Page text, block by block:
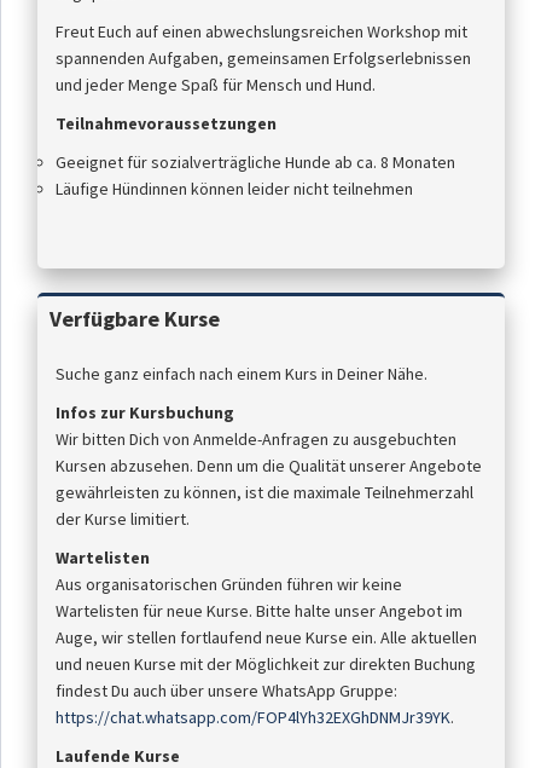
Freut Euch auf einen abwechslungsreichen Workshop mit
spannenden Aufgaben, gemeinsamen Erfolgserlebnissen
und jeder Menge Spaß für Mensch und Hund.
Teilnahmevoraussetzungen
Geeignet für sozialverträgliche Hunde ab ca. 8 Monaten
Läufige Hündinnen können leider nicht teilnehmen
Verfügbare Kurse
Suche ganz einfach nach einem Kurs in Deiner Nähe.
Infos zur Kursbuchung
Wir bitten Dich von Anmelde-Anfragen zu ausgebuchten
Kursen abzusehen. Denn um die Qualität unserer Angebote
gewährleisten zu können, ist die maximale Teilnehmerzahl
der Kurse limitiert.
Wartelisten
Aus organisatorischen Gründen führen wir keine
Wartelisten für neue Kurse. Bitte halte unser Angebot im
Auge, wir stellen fortlaufend neue Kurse ein. Alle aktuellen
und neuen Kurse mit der Möglichkeit zur direkten Buchung
findest Du auch über unsere WhatsApp Gruppe:
https://chat.whatsapp.com/FOP4lYh32EXGhDNMJr39YK.
Laufende Kurse